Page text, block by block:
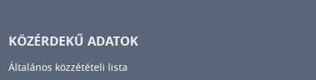
KÖZÉRDEKŰ ADATOK
Általános közzétételi lista